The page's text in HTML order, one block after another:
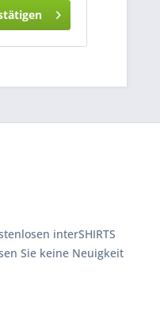
interSHIRTS
Sie keine Neuigkeit